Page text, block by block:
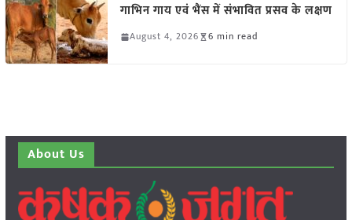
गाभिन गाय एवं भैंस में संभावित प्रसव के लक्षण
August 4, 2026 6 min read
About Us